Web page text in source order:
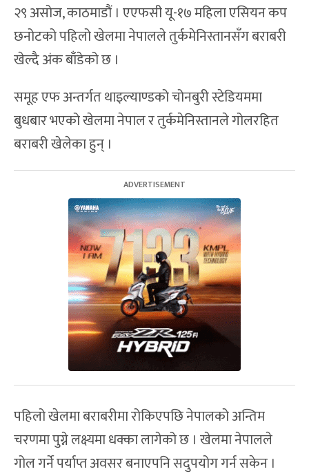
२९ असोज, काठमाडौं । एएफसी यू-१७ महिला एसियन कप
छनोटको पहिलो खेलमा नेपालले तुर्कमेनिस्तानसँग बराबरी
खेल्दै अंक बाँडेको छ ।
समूह एफ अन्तर्गत थाइल्याण्डको चोनबुरी स्टेडियममा
बुधबार भएको खेलमा नेपाल र तुर्कमेनिस्तानले गोलरहित
बराबरी खेलेका हुन् ।
पहिलो खेलमा बराबरीमा रोकिएपछि नेपालको अन्तिम
चरणमा पुग्ने लक्ष्यमा धक्का लागेको छ । खेलमा नेपालले
गोल गर्ने पर्याप्त अवसर बनाएपनि सदुपयोग गर्न सकेन ।